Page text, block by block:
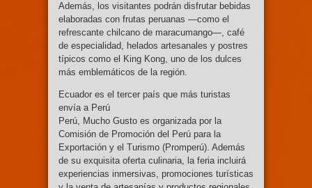
Además, los visitantes podrán disfrutar bebidas
elaboradas con frutas peruanas —como el
refrescante chilcano de maracumango—, café
de especialidad, helados artesanales y postres
típicos como el King Kong, uno de los dulces
más emblemáticos de la región.
Ecuador es el tercer país que más turistas
envía a Perú
Perú, Mucho Gusto es organizada por la
Comisión de Promoción del Perú para la
Exportación y el Turismo (Promperú). Además
de su exquisita oferta culinaria, la feria incluirá
experiencias inmersivas, promociones turísticas